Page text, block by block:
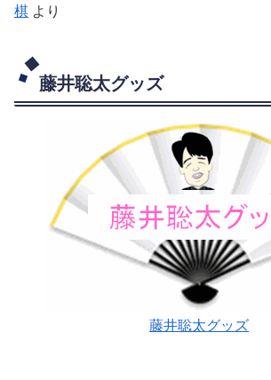
棋 より
藤井聡太グッズ
藤井聡太グッズ